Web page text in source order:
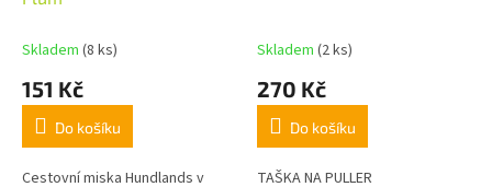
Skladem (8 ks)
151 Kč
Do košíku
Cestovní miska Hundlands v
Skladem (2 ks)
270 Kč
Do košíku
TAŠKA NA PULLER